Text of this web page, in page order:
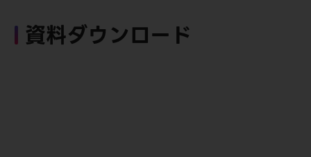
資料ダウンロード